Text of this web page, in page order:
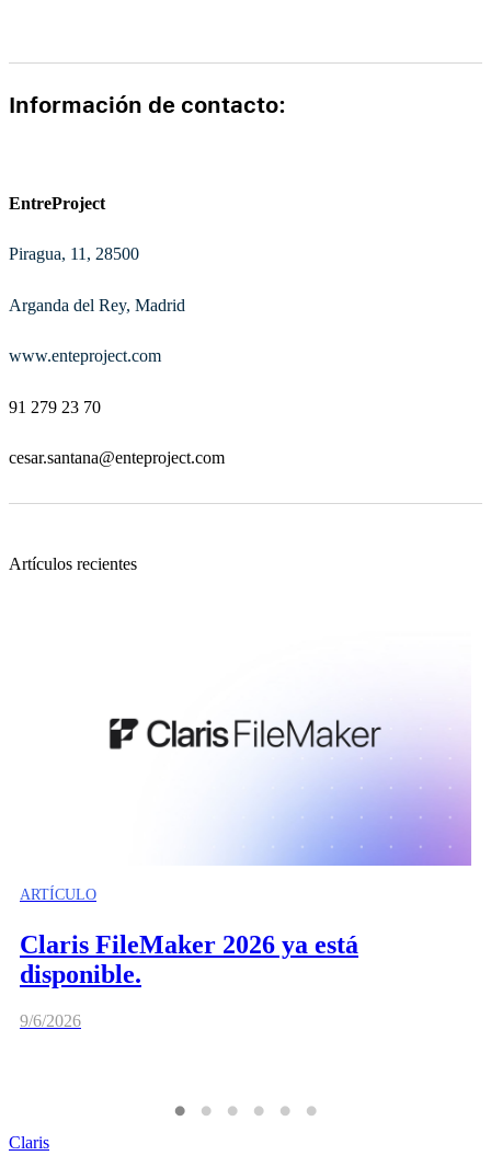
Información de contacto:
EntreProject
Piragua, 11, 28500
Arganda del Rey, Madrid
www.enteproject.com
91 279 23 70
cesar.santana@enteproject.com
Artículos recientes
ARTÍCULO
Claris FileMaker 2026 ya está
disponible.
9/6/2026
Claris